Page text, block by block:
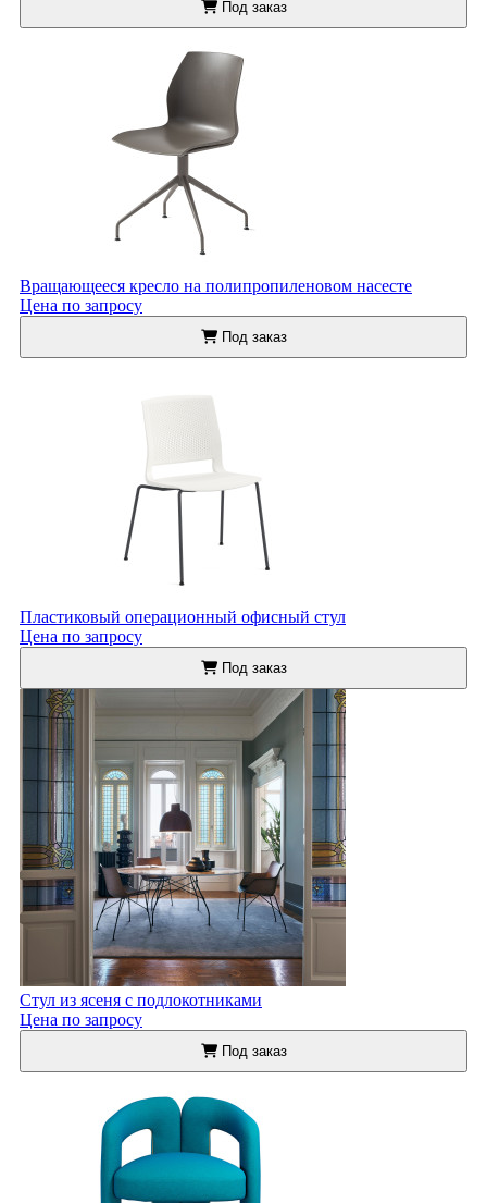
Под заказ
Вращающееся кресло на полипропиленовом насесте
Цена по запросу
Под заказ
Пластиковый операционный офисный стул
Цена по запросу
Под заказ
Стул из ясеня с подлокотниками
Цена по запросу
Под заказ